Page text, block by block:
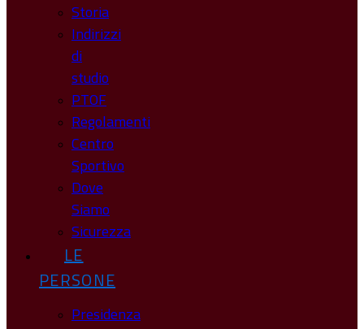
Storia
Indirizzi
di
studio
PTOF
Regolamenti
Centro
Sportivo
Dove
Siamo
Sicurezza
LE
PERSONE
Presidenza